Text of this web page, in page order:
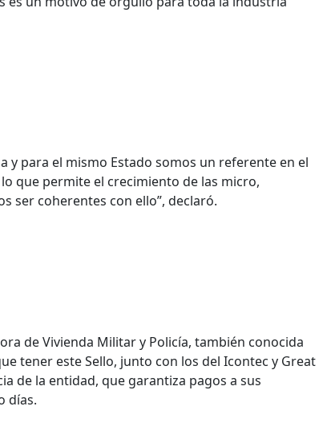
y para el mismo Estado somos un referente en el
que permite el crecimiento de las micro,
ser coherentes con ello”, declaró.
de Vivienda Militar y Policía, también conocida
tener este Sello, junto con los del Icontec y Great
de la entidad, que garantiza pagos a sus
días.